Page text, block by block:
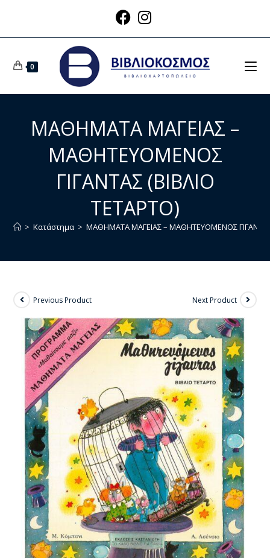
0
ΜΑΘΗΜΑΤΑ ΜΑΓΕΙΑΣ –
ΜΑΘΗΤΕΥΟΜΕΝΟΣ
ΓΙΓΑΝΤΑΣ (ΒΙΒΛΙΟ
ΤΕΤΑΡΤΟ)
> Κατάστημα > ΜΑΘΗΜΑΤΑ ΜΑΓΕΙΑΣ – ΜΑΘΗΤΕΥΟΜΕΝΟΣ ΓΙΓΑΝΤΑΣ
Previous Product Next Product